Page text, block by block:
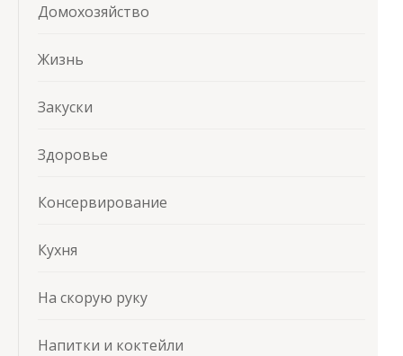
Домохозяйство
Жизнь
Закуски
Здоровье
Консервирование
Кухня
На скорую руку
Напитки и коктейли